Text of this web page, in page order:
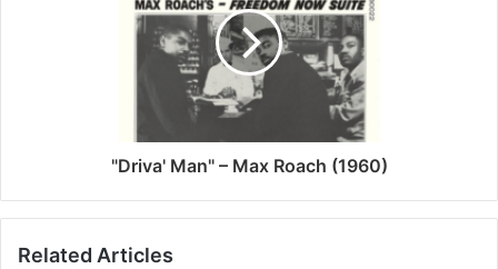
"Driva' Man" – Max Roach (1960)
Related Articles